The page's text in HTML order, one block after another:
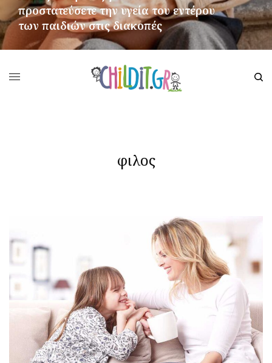
προστατεύσετε την υγεία του εντέρου
των παιδιών στις διακοπές
φιλος